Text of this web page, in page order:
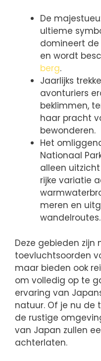
De
ultieme
domineert
en wordt
berg.
Jaarlijks
avonturiers
beklimmen,
haar pracht
bewonderen.
Het
Nationaal
alleen
rijke variatie
meren en
wandelroutes.
Deze gebieden zijn
toevluchtsoorden
maar bieden ook
om volledig op te
ervaring van
natuur. Of je nu de
de rustige
van Japan zullen
achterlaten.